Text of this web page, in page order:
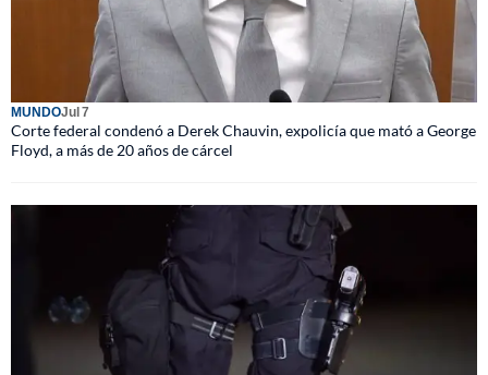
MUNDOJul 7
Corte federal condenó a Derek Chauvin, expolicía que mató a George
Floyd, a más de 20 años de cárcel